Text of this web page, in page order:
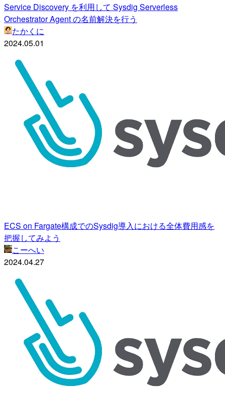
Service Discovery を利用して Sysdig Serverless
Orchestrator Agent の名前解決を行う
たかくに
2024.05.01
ECS on Fargate構成でのSysdig導入における全体費用感を
把握してみよう
こーへい
2024.04.27